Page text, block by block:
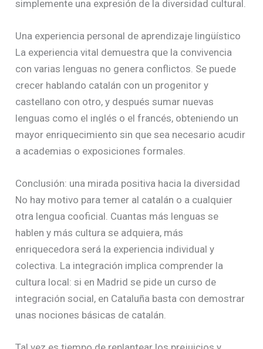
simplemente una expresión de la diversidad cultural.
Una experiencia personal de aprendizaje lingüístico
La experiencia vital demuestra que la convivencia
con varias lenguas no genera conflictos. Se puede
crecer hablando catalán con un progenitor y
castellano con otro, y después sumar nuevas
lenguas como el inglés o el francés, obteniendo un
mayor enriquecimiento sin que sea necesario acudir
a academias o exposiciones formales.
Conclusión: una mirada positiva hacia la diversidad
No hay motivo para temer al catalán o a cualquier
otra lengua cooficial. Cuantas más lenguas se
hablen y más cultura se adquiera, más
enriquecedora será la experiencia individual y
colectiva. La integración implica comprender la
cultura local: si en Madrid se pide un curso de
integración social, en Cataluña basta con demostrar
unas nociones básicas de catalán.